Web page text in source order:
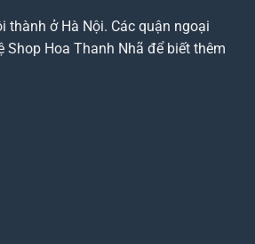
thành ở Hà Nội. Các quận ngoại
Shop Hoa Thanh Nhã để biết thêm